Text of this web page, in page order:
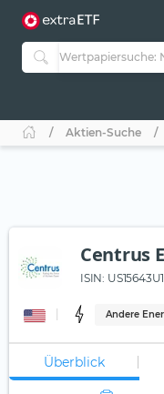
Aktien-Suche
Centrus
ISIN:
Andere
Überblick